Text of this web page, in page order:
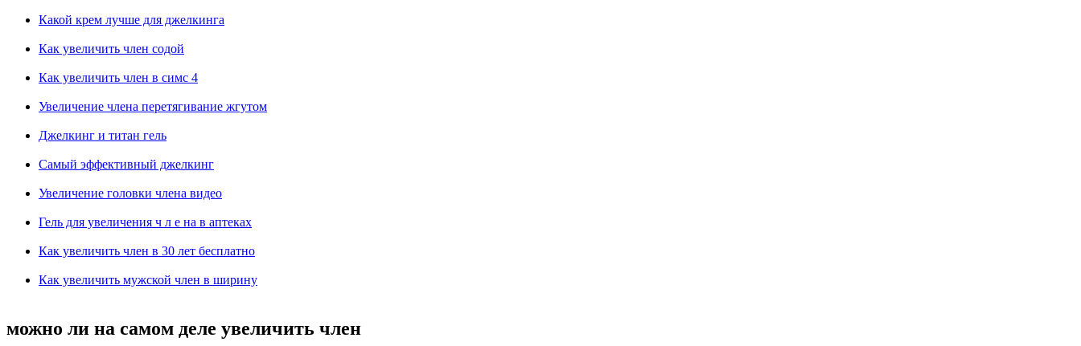
Какой крем лучше для джелкинга
Как увеличить член содой
Как увеличить член в симс 4
Увеличение члена перетягивание жгутом
Джелкинг и титан гель
Самый эффективный джелкинг
Увеличение головки члена видео
Гель для увеличения ч л е на в аптеках
Как увеличить член в 30 лет бесплатно
Как увеличить мужской член в ширину
можно ли на самом деле увеличить член